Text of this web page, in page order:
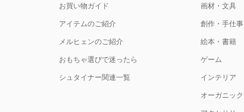
お買い物ガイド
アイテムのご紹介
メルヒェンのご紹介
おもちゃ選びで迷ったら
シュタイナー関連一覧
画材・文具
創作・手仕事
絵本・書籍
ゲーム
インテリア
オーガニック